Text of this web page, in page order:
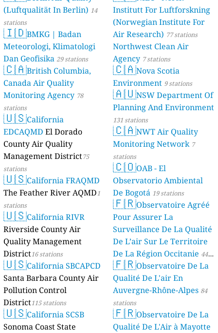
46 stations
(Luftqualität In Berlin) 14
stations
🇮🇩BMKG | Badan
Meteorologi, Klimatologi
Dan Geofisika 29 stations
🇨🇦British Columbia,
Canada Air Quality
Monitoring Agency 78
stations
🇺🇸California
EDCAQMD El Dorado
County Air Quality
Management District75
stations
🇺🇸California FRAQMD
The Feather River AQMD1
stations
🇺🇸California RIVR
Riverside County Air
Quality Management
District16 stations
🇺🇸California SBCAPCD
Santa Barbara County Air
Pollution Control
District115 stations
🇺🇸California SCSB
Sonoma Coast State
Institutt For Luftforskning
(Norwegian Institute For
Air Research) 77 stations
Northwest Clean Air
Agency 7 stations
🇨🇦Nova Scotia
Environment 9 stations
🇦🇺NSW Department Of
Planning And Environment
131 stations
🇨🇦NWT Air Quality
Monitoring Network 7
stations
🇨🇴OAB - El
Observatorio Ambiental
De Bogotá 19 stations
🇫🇷Observatoire Agréé
Pour Assurer La
Surveillance De La Qualité
De L’air Sur Le Territoire
De La Région Occitanie 44
stations
🇫🇷Observatoire De La
Qualité De L'air En
Auvergne-Rhône-Alpes 84
stations
🇫🇷Observatoire De La
Qualité De L'Air à Mayotte